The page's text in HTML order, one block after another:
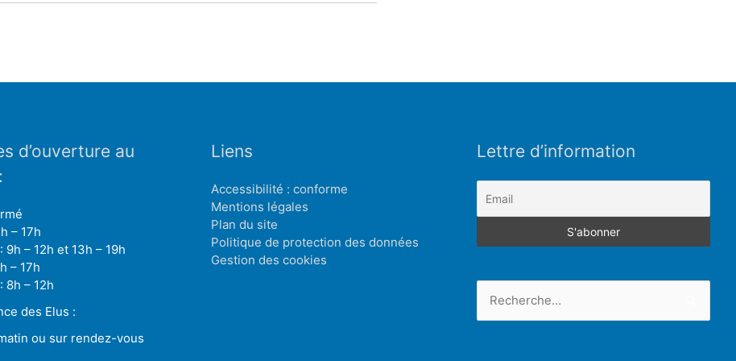
d’ouverture au
– 17h
9h – 12h et 13h – 19h
– 17h
8h – 12h
des Elus :
ou sur rendez-vous
Liens
Accessibilité : conforme
Mentions légales
Plan du site
Politique de protection des données
Gestion des cookies
Lettre d’information